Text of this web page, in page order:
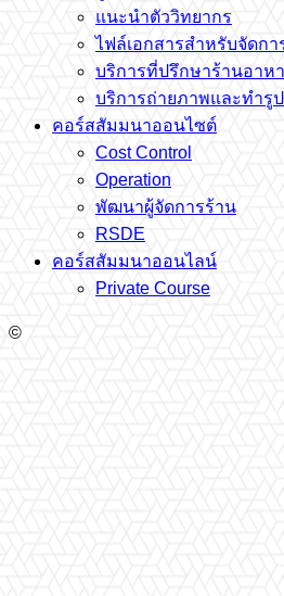
แนะนำตัววิทยากร
ไฟล์เอกสารสำหรับจัดกา
บริการที่ปรึกษาร้านอาหา
บริการถ่ายภาพและทำรู
คอร์สสัมมนาออนไซต์
Cost Control
Operation
พัฒนาผู้จัดการร้าน
RSDE
คอร์สสัมมนาออนไลน์
Private Course
©